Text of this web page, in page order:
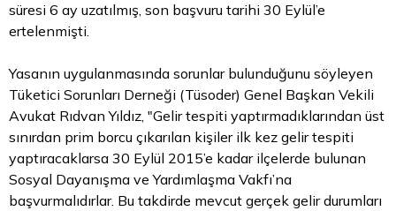
süresi 6 ay uzatılmış, son başvuru tarihi 30 Eylül’e
ertelenmişti.
Yasanın uygulanmasında sorunlar bulunduğunu söyleyen
Tüketici Sorunları Derneği (Tüsoder) Genel Başkan Vekili
Avukat Rıdvan Yıldız, "Gelir tespiti yaptırmadıklarından üst
sınırdan prim borcu çıkarılan kişiler ilk kez gelir tespiti
yaptıracaklarsa 30 Eylül 2015’e kadar ilçelerde bulunan
Sosyal Dayanışma ve Yardımlaşma Vakfı’na
başvurmalıdırlar. Bu takdirde mevcut gerçek gelir durumları